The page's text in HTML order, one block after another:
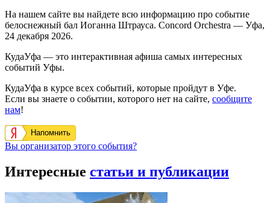
На нашем сайте вы найдете всю информацию про событие
белоснежный бал Иоганна Штрауса. Concord Orchestra — Уфа,
24 декабря 2026.
КудаУфа — это интерактивная афиша самых интересных
событий Уфы.
КудаУфа в курсе всех событий, которые пройдут в Уфе.
Если вы знаете о событии, которого нет на сайте, сообщите
нам!
Напомнить
Вы организатор этого события?
Интересные статьи и публикации